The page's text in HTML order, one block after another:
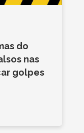
do
nas
golpes